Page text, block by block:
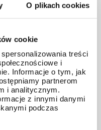
O plikach cookies
cookie
treści
i
Informacje o tym, jak
partnerom
i analitycznym.
z innymi danymi
podczas
gw-8230b
1000
gwg-1000
gwg-b1000
hana-basara